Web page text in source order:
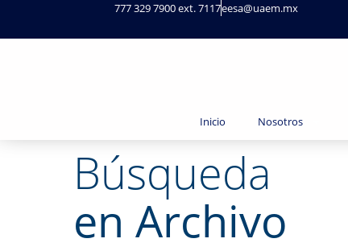
777 329 7900 ext. 7117eesa@uaem.mx
Inicio Nosotros
Búsqueda
en Archivo